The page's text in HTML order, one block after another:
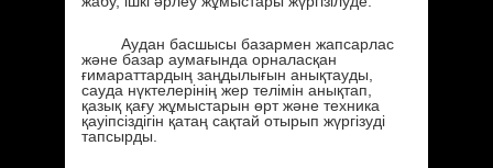
Аудан басшысы базармен жапсарлас
және базар аумағында орналасқан
ғимараттардың заңдылығын анықтауды,
сауда нүктелерінің жер телімін анықтап,
қазық қағу жұмыстарын өрт және техника
қауіпсіздігін қатаң сақтай отырып жүргізуді
тапсырды.